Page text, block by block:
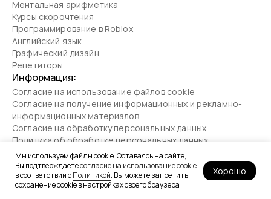
Ментальная арифметика
Курсы скорочтения
Программирование в Roblox
Английский язык
Графический дизайн
Репетиторы
Информация:
Согласие на использование файлов cookie
Согласие на получение информационных и рекламно-
информационных материалов
Согласие на обработку персональных данных
Политика об обработке персональных данных
Договор-оферта
Контакты:
+358 753-263711
Telegram Bot
Мы используем файлы cookie. Оставаясь на сайте,
Вы подтверждаетесогласие на использование cookie
в соответствии сПолитикой. Вы можете запретить
сохранение cookie в настройках своего браузера
Хорошо